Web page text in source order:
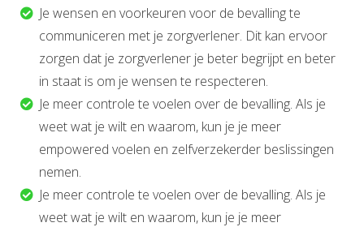
Je wensen en voorkeuren voor de bevalling te
communiceren met je zorgverlener. Dit kan ervoor
zorgen dat je zorgverlener je beter begrijpt en beter
in staat is om je wensen te respecteren.
Je meer controle te voelen over de bevalling. Als je
weet wat je wilt en waarom, kun je je meer
empowered voelen en zelfverzekerder beslissingen
nemen.
Je meer controle te voelen over de bevalling. Als je
weet wat je wilt en waarom, kun je je meer